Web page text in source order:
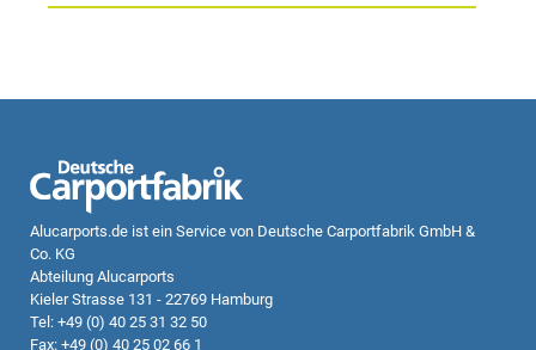
Alucarports.de ist ein Service von Deutsche Carportfabrik GmbH &
Co. KG
Abteilung Alucarports
Kieler Strasse 131 - 22769 Hamburg
Tel: +49 (0) 40 25 31 32 50
Fax: +49 (0) 40 25 02 66 1